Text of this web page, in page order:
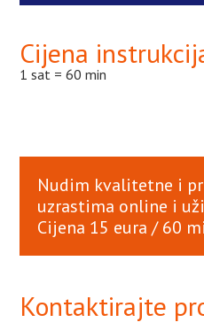
Cijena
1 sat = 60 min
Nudim kvalitetne i
uzrastima online i
Cijena 15 eura / 60
Kontaktirajte